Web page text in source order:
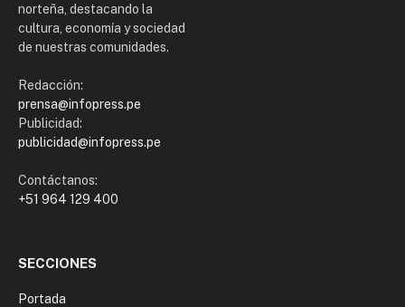
norteña, destacando la
cultura, economía y sociedad
de nuestras comunidades.
Redacción:
prensa@infopress.pe
Publicidad:
publicidad@infopress.pe
Contáctanos:
+51 964 129 400
SECCIONES
Portada